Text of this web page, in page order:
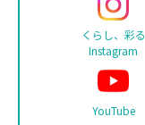
くらし、彩る
Instagram
YouTube